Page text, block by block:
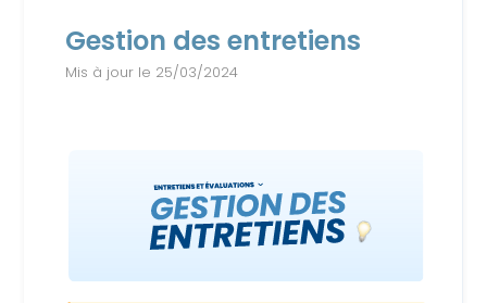
Gestion des entretiens
Mis à jour le 25/03/2024